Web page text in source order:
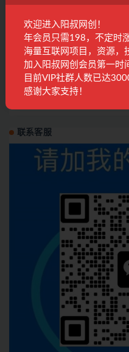
1掌握平台
精品课程
短视频实战
联系客服
欢迎进入阳叔网创！
年会员只需198，不定时
海量互联网项目，资源，
加入阳叔网创会员第一时
目前VIP社群人数已达
感谢大家支持！